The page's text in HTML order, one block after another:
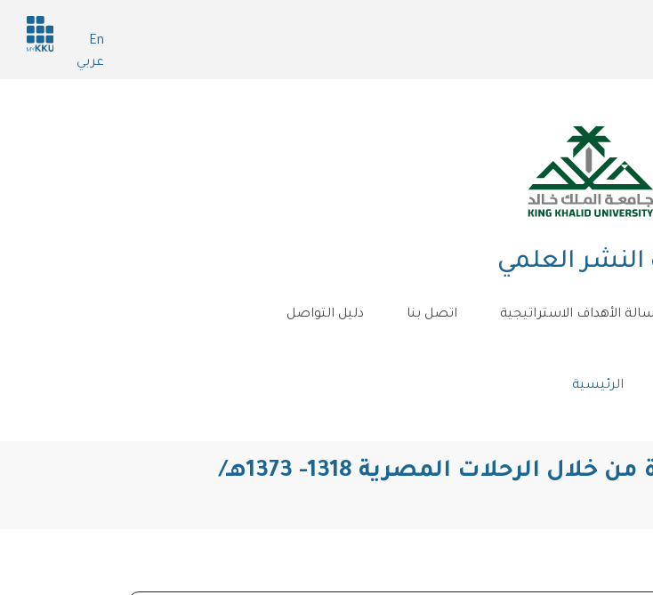
En
عربي
Header
services
النشر العلمي
الأهداف الاستراتيجية اتصل بنا دليل التواصل
مسار
الرئيسية
الحياة الاجتماعية في المدينة المنورة من خلال الرحلات المصرية 1318- 1373هـ/